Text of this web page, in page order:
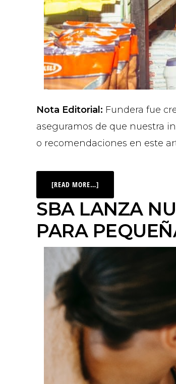
Nota Editorial: Fundera fue
aseguramos de que nuestra
o recomendaciones en este
[READ MORE…]
SBA LANZA
PARA